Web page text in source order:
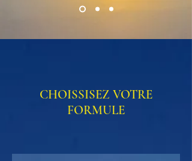
CHOISSISEZ VOTRE
FORMULE